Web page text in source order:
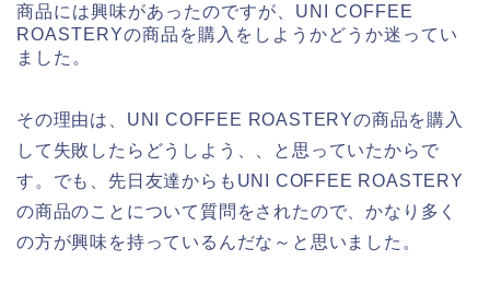
商品には興味があったのですが、UNI COFFEE
ROASTERYの商品を購入をしようかどうか迷ってい
ました。
その理由は、UNI COFFEE ROASTERYの商品を購入
して失敗したらどうしよう、、と思っていたからで
す。でも、先日友達からもUNI COFFEE ROASTERY
の商品のことについて質問をされたので、かなり多く
の方が興味を持っているんだな～と思いました。